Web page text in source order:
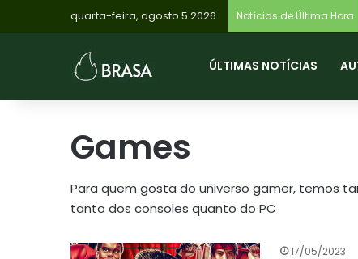
quarta-feira, agosto 5 2026 Notícias de Última Hora
ÚLTIMAS NOTÍCIAS
Games
Para quem gosta do universo gamer, temos
tanto dos consoles quanto do PC
17/05/2023